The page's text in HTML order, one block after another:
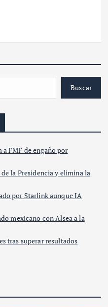
Buscar
a FMF de engaño por
la Presidencia y elimina la
por Starlink aunque IA
mexicano con Alsea a la
tras superar resultados